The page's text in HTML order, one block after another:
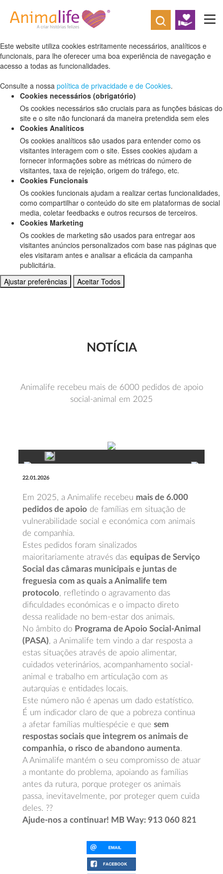
Defina as suas preferências de cookies
para este website.
Este website utiliza cookies estritamente necessários, analíticos e
funcionais, para lhe oferecer uma boa experiência de navegação e
acesso a todas as funcionalidades.
Consulte a nossa política de privacidade e de Cookies.
Cookies necessários (obrigatório)
Os cookies necessários são cruciais para as funções básicas do
site e o site não funcionará da maneira pretendida sem eles
Cookies Analíticos
Os cookies analíticos são usados para entender como os
visitantes interagem com o site. Esses cookies ajudam a
fornecer informações sobre as métricas do número de
visitantes, taxa de rejeição, origem do tráfego, etc.
Cookies Funcionais
Os cookies funcionais ajudam a realizar certas funcionalidades,
como compartilhar o conteúdo do site em plataformas de social
media, coletar feedbacks e outros recursos de terceiros.
Cookies Marketing
Os cookies de marketing são usados para entregar aos
visitantes anúncios personalizados com base nas páginas que
eles visitaram antes e analisar a eficácia da campanha
publicitária.
Ajustar preferências
Aceitar Todos
NOTÍCIA
Animalife recebeu mais de 6000 pedidos de apoio
social-animal em 2025
22.01.2026
Em 2025, a Animalife recebeu mais de 6.000
pedidos de apoio de famílias em situação de
vulnerabilidade social e económica com animais
de companhia.
Estes pedidos foram sinalizados
maioritariamente através das equipas de Serviço
Social das câmaras municipais e juntas de
freguesia com as quais a Animalife tem
protocolo, refletindo o agravamento das
dificuldades económicas e o impacto direto
dessa realidade no bem-estar dos animais.
No âmbito do Programa de Apoio Social-Animal
(PASA), a Animalife tem vindo a dar resposta a
estas situações através de apoio alimentar,
cuidados veterinários, acompanhamento social-
animal e trabalho em articulação com as
autarquias e entidades locais.
Este número não é apenas um dado estatístico.
É um indicador claro de que a pobreza continua
a afetar famílias multiespécie e que sem
respostas sociais que integrem os animais de
companhia, o risco de abandono aumenta.
A Animalife mantém o seu compromisso de atuar
a montante do problema, apoiando as famílias
antes da rutura, porque proteger os animais
passa, inevitavelmente, por proteger quem cuida
deles. ??
Ajude-nos a continuar! MB Way: 913 060 821